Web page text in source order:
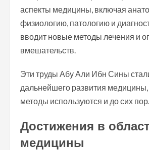
аспекты медицины, включая
физиологию, патологию и
вводит новые методы лечения и
вмешательств.
Эти труды Абу Али Ибн Сины
дальнейшего развития медицины,
методы используются и до сих пор.
Достижения в
медицины